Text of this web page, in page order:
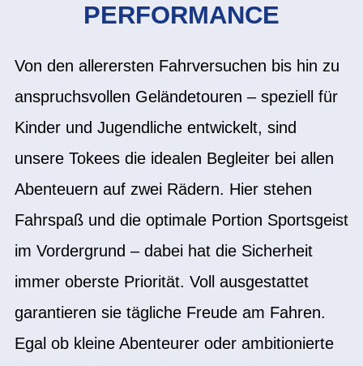
PERFORMANCE
Von den allerersten Fahrversuchen bis hin zu
anspruchsvollen Geländetouren – speziell für
Kinder und Jugendliche entwickelt, sind
unsere Tokees die idealen Begleiter bei allen
Abenteuern auf zwei Rädern. Hier stehen
Fahrspaß und die optimale Portion Sportsgeist
im Vordergrund – dabei hat die Sicherheit
immer oberste Priorität. Voll ausgestattet
garantieren sie tägliche Freude am Fahren.
Egal ob kleine Abenteurer oder ambitionierte